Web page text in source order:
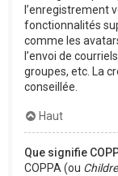
l’enregistrement
fonctionnalités
comme les
l’envoi de
groupes, etc. La
conseillée.
Haut
Que signifie
COPPA (ou